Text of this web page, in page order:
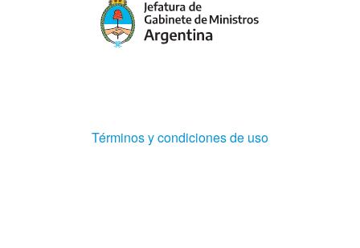
Términos y condiciones de uso(Abre